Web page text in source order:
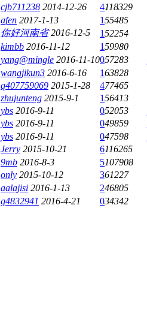
cjb711238 2014-12-26 4118329
afen 2017-1-13 155485
你好河南省 2016-12-5 152254
kimbb 2016-11-12 159980
yang@mingle 2016-11-10057283
wangjikun3 2016-6-16 163828
q407759069 2015-1-28 477465
zhujunteng 2015-9-1 156413
ybs 2016-9-11 052053
ybs 2016-9-11 049859
ybs 2016-9-11 047598
Jerry 2015-10-21 6116265
9mb 2016-8-3 5107908
only 2015-10-12 361227
aalajisi 2016-1-13 246805
q4832941 2016-4-21 034342